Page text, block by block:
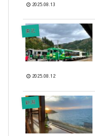
2025.08.13
東北
2025.08.12
新潟